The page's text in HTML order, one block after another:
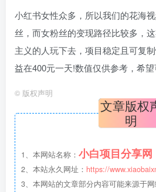
小红书女性众多，所以我们的花海
丝，而女粉丝的变现路径比较多，
主义的人玩下去，项目稳定且可复
益在400元一天!数值仅供参考，希
© 版权声明
文章版权
明
1、本网站名称： 小白项目分享网
2、本站永久网址： https://
3、本网站的文章部分内容可能来源于